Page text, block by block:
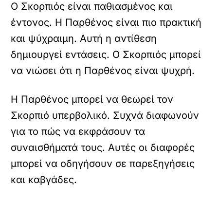
Ο Σκορπιός είναι παθιασμένος και
έντονος. Η Παρθένος είναι πιο πρακτική
και ψύχραιμη. Αυτή η αντίθεση
δημιουργεί εντάσεις. Ο Σκορπιός μπορεί
να νιώσει ότι η Παρθένος είναι ψυχρή.
Η Παρθένος μπορεί να θεωρεί τον
Σκορπιό υπερβολικό. Συχνά διαφωνούν
για το πώς να εκφράσουν τα
συναισθήματά τους. Αυτές οι διαφορές
μπορεί να οδηγήσουν σε παρεξηγήσεις
και καβγάδες.